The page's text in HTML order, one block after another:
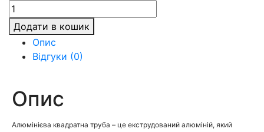
Труба
алюмінієва
10х10х1
квадратна
Додати в кошик
Опис
Відгуки (0)
Опис
Алюмінієва квадратна труба – це екструдований алюміній, який